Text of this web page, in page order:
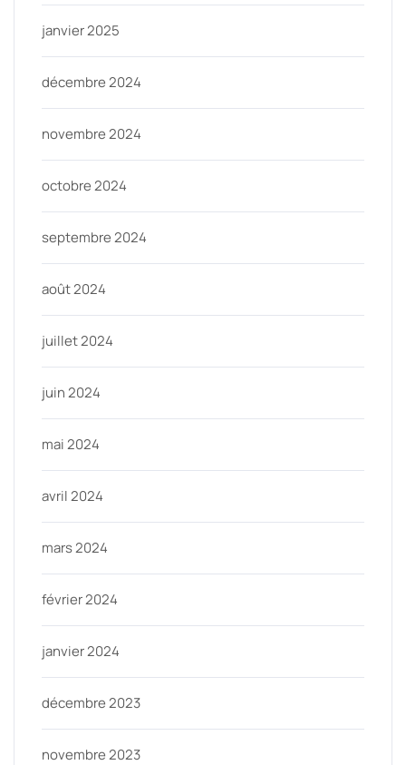
janvier 2025
décembre 2024
novembre 2024
octobre 2024
septembre 2024
août 2024
juillet 2024
juin 2024
mai 2024
avril 2024
mars 2024
février 2024
janvier 2024
décembre 2023
novembre 2023